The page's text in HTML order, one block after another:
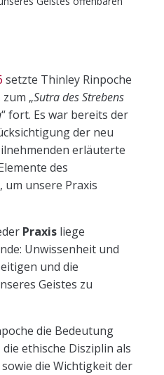
setzte Thinley Rinpoche
„Sutra des Strebens
“ fort. Es war bereits der
der neu
erläuterte
des
um unsere Praxis
Praxisliege
Unwissenheit und
und die
Geistes zu
die Bedeutung
die ethische Disziplin als
die Wichtigkeit der